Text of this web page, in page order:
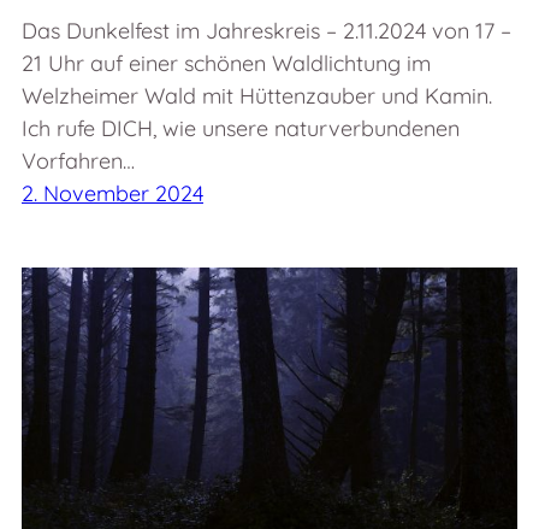
Das Dunkelfest im Jahreskreis – 2.11.2024 von 17 –
21 Uhr auf einer schönen Waldlichtung im
Welzheimer Wald mit Hüttenzauber und Kamin.
Ich rufe DICH, wie unsere naturverbundenen
Vorfahren…
2. November 2024